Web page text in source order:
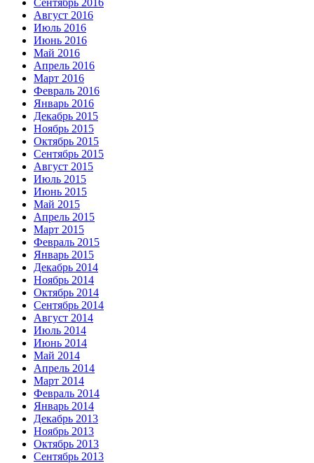
Август 2016
Июль 2016
Июнь 2016
Май 2016
Апрель 2016
Март 2016
Февраль 2016
Январь 2016
Декабрь 2015
Ноябрь 2015
Октябрь 2015
Сентябрь 2015
Август 2015
Июль 2015
Июнь 2015
Май 2015
Апрель 2015
Март 2015
Февраль 2015
Январь 2015
Декабрь 2014
Ноябрь 2014
Октябрь 2014
Сентябрь 2014
Август 2014
Июль 2014
Июнь 2014
Май 2014
Апрель 2014
Март 2014
Февраль 2014
Январь 2014
Декабрь 2013
Ноябрь 2013
Октябрь 2013
Сентябрь 2013